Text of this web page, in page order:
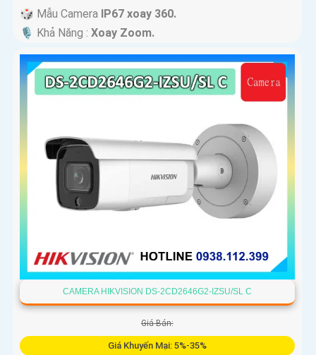
🎲 Mẫu Camera IP67 xoay 360.
️🎙 Khả Năng : Xoay Zoom.
CAMERA HIKVISION DS-2CD2646G2-IZSU/SL C
Giá Bán:
Giá Khuyến Mại: 5%-35%